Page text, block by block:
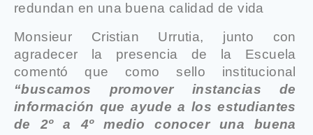
redundan en una buena calidad de vida
Monsieur Cristian Urrutia, junto con
agradecer la presencia de la Escuela
comentó que como sello institucional
“buscamos promover instancias de
información que ayude a los estudiantes
de 2º a 4º medio conocer una buena